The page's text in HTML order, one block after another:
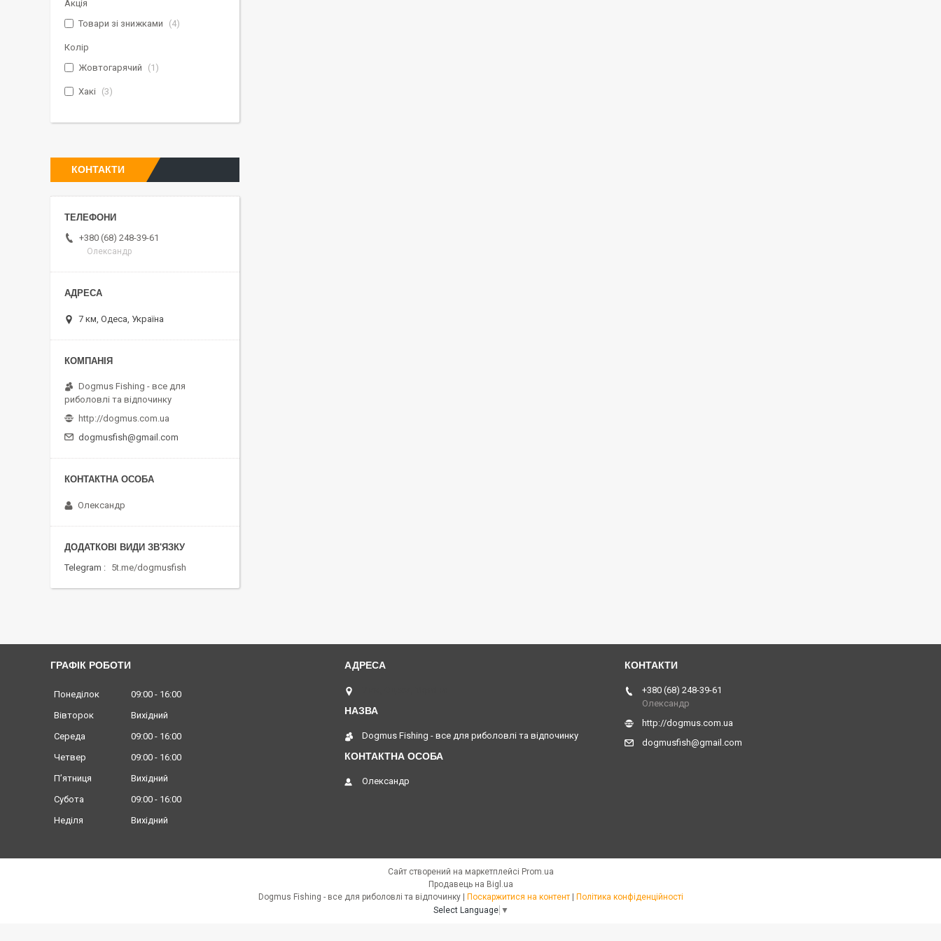
Акція
Товари зі знижками
4
Колір
Жовтогарячий
1
Хакі 3
КОНТАКТИ
+380 (68) 248-39-61
Олександр
7 км, Одеса, Україна
Dogmus Fishing - все для
риболовлі та відпочинку
http://dogmus.com.ua
dogmusfish@gmail.com
Олександр
Telegram 5t.me/dogmusfish
ГРАФІК РОБОТИ
Понеділок 09:00
16:00
Вівторок
Вихідний
Середа
09:00
16:00
Четвер
09:00
16:00
Пʼятниця
Вихідний
Субота
09:00
16:00
Неділя
Вихідний
Dogmus Fishing - все для риболовлі та відпочинку
Олександр
+380 (68) 248-39-61
Олександр
http://dogmus.com.ua
dogmusfish@gmail.com
Сайт створений на маркетплейсі Prom.ua
Продавець на Bigl.ua
Поскаржитися на контент
Політика конфіденційності
Select Language ▼